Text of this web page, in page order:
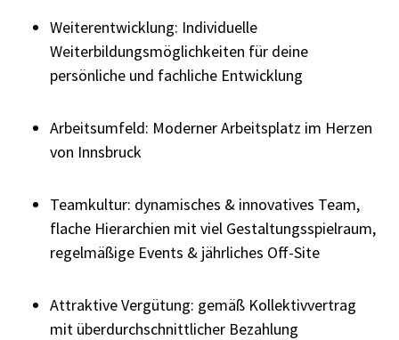
Weiterentwicklung: Individuelle
Weiterbildungsmöglichkeiten für deine
persönliche und fachliche Entwicklung
Arbeitsumfeld: Moderner Arbeitsplatz im Herzen
von Innsbruck
Teamkultur: dynamisches & innovatives Team,
flache Hierarchien mit viel Gestaltungsspielraum,
regelmäßige Events & jährliches Off-Site
Attraktive Vergütung: gemäß Kollektivvertrag
mit überdurchschnittlicher Bezahlung